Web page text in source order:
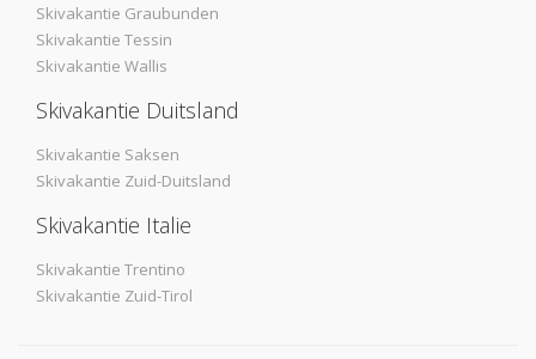
Skivakantie Graubunden
Skivakantie Tessin
Skivakantie Wallis
Skivakantie Duitsland
Skivakantie Saksen
Skivakantie Zuid-Duitsland
Skivakantie Italie
Skivakantie Trentino
Skivakantie Zuid-Tirol